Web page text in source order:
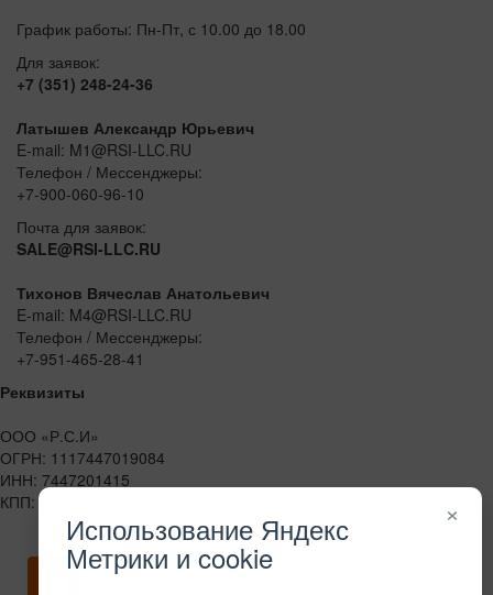
График работы: Пн-Пт, с 10.00 до 18.00
Для заявок:
+7 (351) 248-24-36
Латышев Александр Юрьевич
E-mail: M1@RSI-LLC.RU
Телефон / Мессенджеры:
+7-900-060-96-10
Почта для заявок:
SALE@RSI-LLC.RU
Тихонов Вячеслав Анатольевич
E-mail: M4@RSI-LLC.RU
Телефон / Мессенджеры:
+7-951-465-28-41
Реквизиты
ООО «Р.С.И»
ОГРН: 1117447019084
ИНН: 7447201415
КПП: 744701001
Скачать карточку предприятия
×
Использование Яндекс
Метрики и cookie